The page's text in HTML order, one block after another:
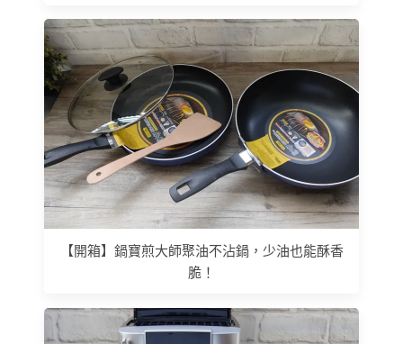
【開箱】鍋寶煎大師聚油不沾鍋，少油也能酥香
脆！